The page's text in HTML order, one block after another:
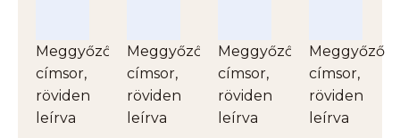
Meggyőző
címsor,
röviden
leírva
Meggyőző
címsor,
röviden
leírva
Meggyőző
címsor,
röviden
leírva
Meggyőző
címsor,
röviden
leírva